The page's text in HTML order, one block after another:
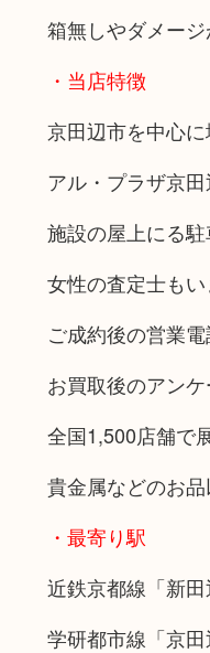
箱無しやダメー
・当店特徴
京田辺市を中心
アル・プラザ京
施設の屋上にる駐
女性の査定士も
ご成約後の営業電
お買取後のアン
全国1,500店舗で
貴金属などのお
・最寄り駅
近鉄京都線「新田
学研都市線「京田